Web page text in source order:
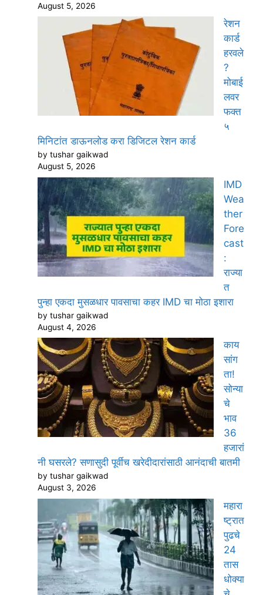
August 5, 2026
रेशन
कार्ड
हरवले
?
मोबाई
लवर
फक्त
५
मिनिटांत डाऊनलोड करा डिजिटल रेशन कार्ड
by tushar gaikwad
August 5, 2026
IMD
Wea
ther
Fore
cast
:
राज्या
त
पुन्हा एकदा मुसळधार पावसाचा कहर IMD चा मोठा इशारा
by tushar gaikwad
August 4, 2026
काय
सांग
ता!
सोन्या
चे
भाव
36
हजारां
नी घसरले? सणासुदी पूर्वीच खरेदीदारांसाठी आनंदाची बातमी
by tushar gaikwad
August 3, 2026
महारा
ष्ट्रात
पुढचे
24
तास
धोक्या